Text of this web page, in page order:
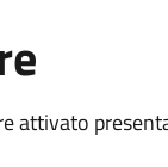
attivato